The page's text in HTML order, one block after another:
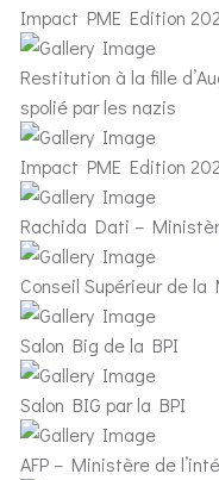
Impact PME Edition
Restitution à la fille
spolié par les nazis
Impact PME Edition
Rachida Dati –
Conseil Supérieur de
Salon Big de la BPI
Salon BIG par la BPI
AFP – Ministère de